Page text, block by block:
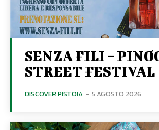
SENZA FILI –
STREET FESTIVAL
DISCOVER PISTOIA - 5 AGOSTO 2026